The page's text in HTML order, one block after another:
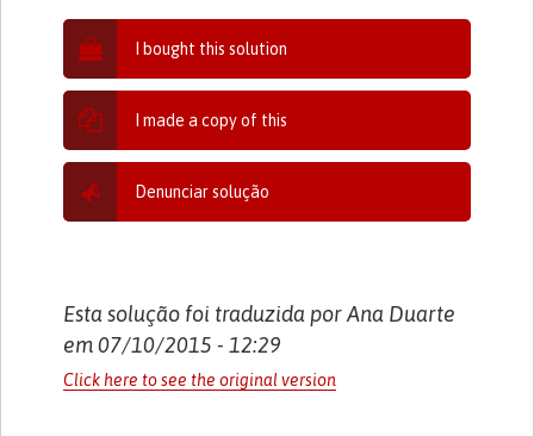
I bought this solution
I made a copy of this
Denunciar solução
Esta solução foi traduzida por Ana Duarte
em 07/10/2015 - 12:29
Click here to see the original version